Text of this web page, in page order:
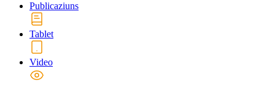
Publicaziuns
Tablet
Video